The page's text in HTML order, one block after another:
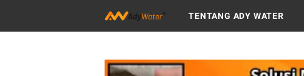
TENTANG ADY WATER